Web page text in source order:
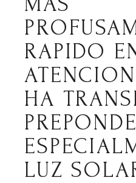
RAPIDO
HA
LUZ